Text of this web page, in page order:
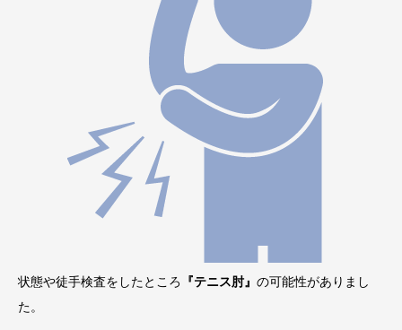
状態や徒手検査をしたところ 『テニス肘』 の可能性がありまし
た。